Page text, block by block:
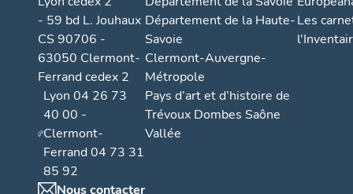
- 59 bd L. Jouhaux
CS 90706 -
63050 Clermont-
Ferrand cedex 2
Lyon 04 26 73
40 00 -
Clermont-
Ferrand 04 73 31
85 92
Nous contacter
Département de la Haute-
Savoie
Clermont-Auvergne-
Métropole
Pays d’art et d’histoire de
Trévoux Dombes Saône
Vallée
Les